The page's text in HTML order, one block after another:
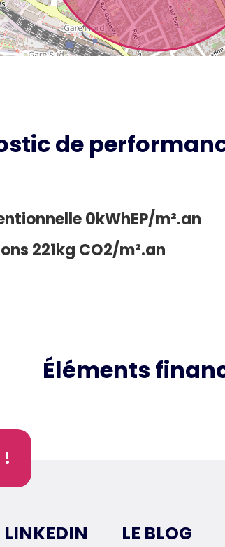
de
0kWhEP/m².an
221kg CO2/m².an
Éléments
!
LINKEDIN LE BLOG